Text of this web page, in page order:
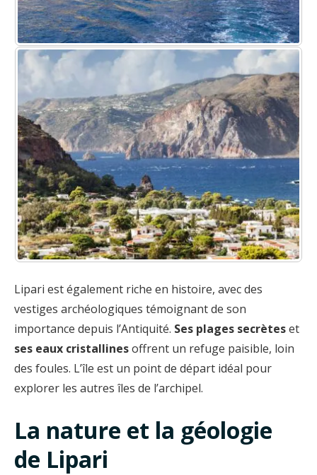
Lipari est également riche en histoire, avec des
vestiges archéologiques témoignant de son
importance depuis l’Antiquité. Ses plages secrèteset
ses eaux cristallinesoffrent un refuge paisible, loin
des foules. L’île est un point de départ idéal pour
explorer les autres îles de l’archipel.
La nature et la géologie
de Lipari